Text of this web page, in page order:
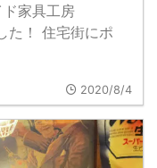
ド家具工房
た！ 住宅街にポ
2020/8/4